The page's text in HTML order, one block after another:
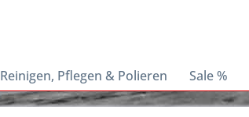
Reinigen, Pflegen & Polieren Sale %